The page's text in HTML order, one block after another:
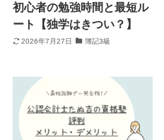
初心者の勉強時間と最短ル
ート【独学はきつい？】
2026年7月27日 簿記3級